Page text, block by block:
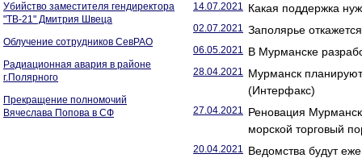
Убийство заместителя гендиректора
"ТВ-21" Дмитрия Швеца
Облучение сотрудников СевРАО
Радиационная авария в районе
г.Полярного
Прекращение полномочий
Вячеслава Попова в СФ
14.07.2021 Какая поддержка
02.07.2021 Заполярье
06.05.2021 В Мурманске
28.04.2021 Мурманск
(Интерфакс)
27.04.2021 Реновация
морской торговый
20.04.2021 Ведомства будут